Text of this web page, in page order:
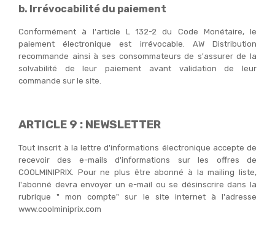
b. Irrévocabilité du paiement
Conformément à l'article L 132-2 du Code Monétaire, le
paiement électronique est irrévocable. AW Distribution
recommande ainsi à ses consommateurs de s'assurer de la
solvabilité de leur paiement avant validation de leur
commande sur le site.
ARTICLE 9 : NEWSLETTER
Tout inscrit à la lettre d'informations électronique accepte de
recevoir des e-mails d'informations sur les offres de
COOLMINIPRIX. Pour ne plus être abonné à la mailing liste,
l'abonné devra envoyer un e-mail ou se désinscrire dans la
rubrique " mon compte" sur le site internet à l'adresse
www.coolminiprix.com